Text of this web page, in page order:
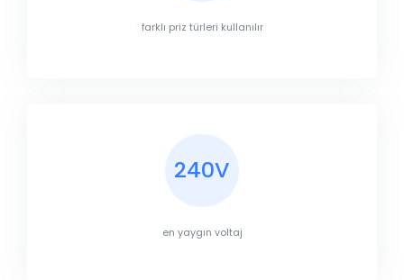
farklı priz türleri kullanılır
240V
en yaygın voltaj